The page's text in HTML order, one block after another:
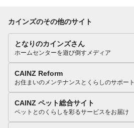
カインズのその他のサイト
となりのカインズさん
ホームセンターを遊び倒すメディア
CAINZ Reform
お住まいのメンテナンスとくらしのサポート
CAINZ ペット総合サイト
ペットとのくらしを彩るサービスをお届け